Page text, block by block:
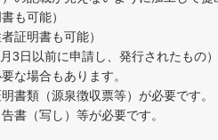
も可能）
証明書も可能）
日以前に申請し、発行されたもの）
な場合もあります。
書類（源泉徴収票等）が必要です。
書（写し）等が必要です。